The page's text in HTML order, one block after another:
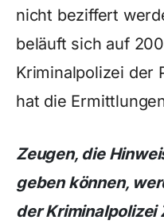
nicht beziffert
beläuft sich auf
Kriminalpolizei der
hat die
Zeugen, die
geben können,
der Kriminalpolizei